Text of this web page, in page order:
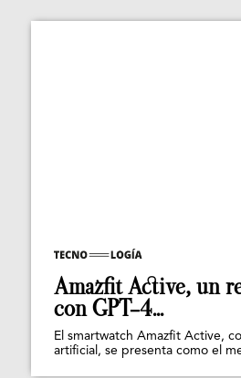
Amazfit Active, un
con GPT-4...
El smartwatch Amazfit Active,
artificial, se presenta como el